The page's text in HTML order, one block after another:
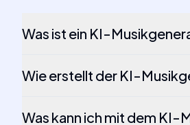
Was ist ein KI-
Wie erstellt der KI-
Was kann ich mit dem KI-